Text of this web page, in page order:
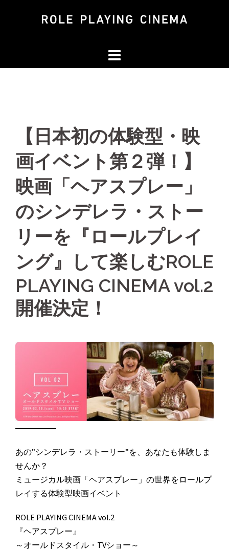
【日本初の体験型・映
画イベント第２弾！】
映画「ヘアスプレー」
のシンデレラ・ストー
リーを『ロールプレイ
ング』して楽しむROLE
PLAYING CINEMA vol.2
開催決定！
―――――
あの”シンデレラ・ストーリー”を、あなたも体験しま
せんか？
ミュージカル映画「ヘアスプレー」の世界をロールプ
レイする体験型映画イベント
ROLE PLAYING CINEMA vol.2
『ヘアスプレー』
～オールドスタイル・TVショー～